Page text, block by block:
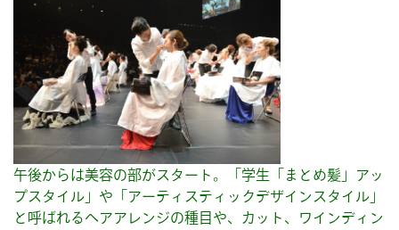
午後からは美容の部がスタート。「学生「まとめ髪」アッ
プスタイル」や「アーティスティックデザインスタイル」
と呼ばれるヘアアレンジの種目や、カット、ワインディン